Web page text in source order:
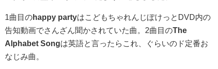
1曲目のhappy partyはこどもちゃれんじぽけっとDVD内の
告知動画でさんざん聞かされていた曲。2曲目のThe
Alphabet Songは英語と言ったらこれ、ぐらいのド定番お
なじみ曲。